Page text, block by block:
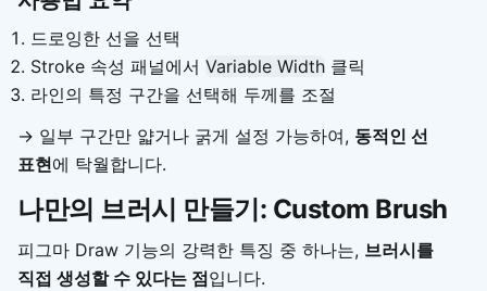
드로잉한 선을 선택
Stroke 속성 패널에서 Variable Width 클릭
라인의 특정 구간을 선택해 두께를 조절
→ 일부 구간만 얇거나 굵게 설정 가능하여, 동적인 선
표현에 탁월합니다.
나만의 브러시 만들기: Custom Brush
피그마 Draw 기능의 강력한 특징 중 하나는, 브러시를
직접 생성할 수 있다는 점입니다.